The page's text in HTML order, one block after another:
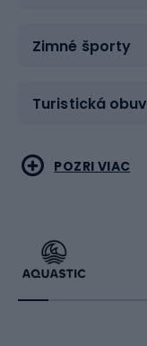
Zimné športy
Turistická obuv
Vodné športy
Beh
Bojové umenia
Raketové športy
POZRI VIAC